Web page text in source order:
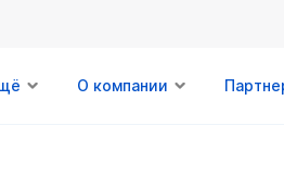
О компании